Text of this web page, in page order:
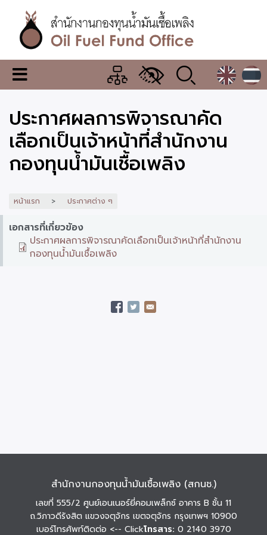
เนื้อหา
หลักสำนักงาน
กองทุน
น้ำมัน
เชื้อ
เพลิง
เมนู
เปลี่ยน
แสดง
ผล
ประกาศผลการพิจารณาคัด
เลือกเป็นเจ้าหน้าที่สำนักงาน
กองทุนน้ำมันเชื้อเพลิง
หน้าแรก ประกาศต่าง ๆ
เอกสารที่เกี่ยวข้อง
ประกาศผลการพิจารณาคัดเลือกเป็นเจ้าหน้าที่สำนักงาน
กองทุนน้ำมันเชื้อเพลิง
สำนักงานกองทุนน้ำมันเชื้อเพลิง (สกนช.)
เลขที่ 555/2 ศูนย์เอนเนอร์ยี่คอมเพล็กซ์ อาคาร B ชั้น 11
ถ.วิภาวดีรังสิต แขวงจตุจักร เขตจตุจักร กรุงเทพฯ 10900
เบอร์โทรศัพท์ติดต่อ <-- Clickโทรสาร: 0 2140 3970